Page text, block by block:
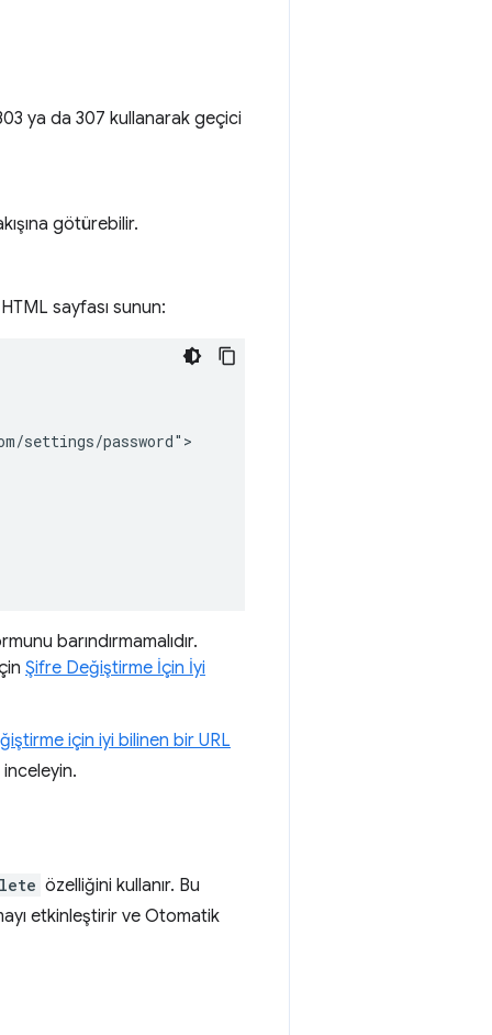
ya da 307 kullanarak geçici
götürebilir.
sayfası sunun:
settings/password">
barındırmamalıdır.
Şifre Değiştirme İçin İyi
için iyi bilinen bir URL
inceleyin.
özelliğini kullanır. Bu
etkinleştirir ve Otomatik